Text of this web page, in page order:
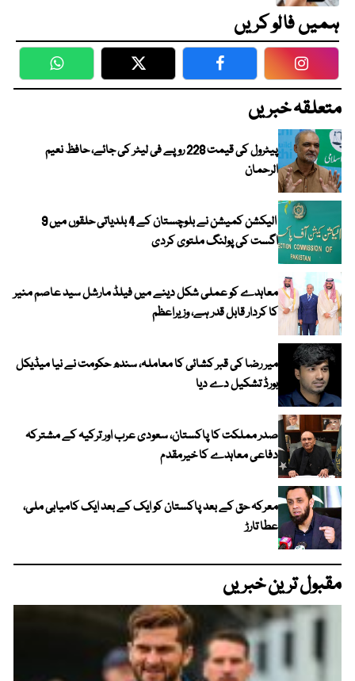
ہمیں فالو کریں
WhatsApp Twitter Facebook
متعلقہ خبریں
پیٹرول کی قیمت 228 روپے فی لیٹر کی جائے، حافظ نعیم
الرحمان
الیکشن کمیشن نے بلوچستان کے 4 بلدیاتی حلقوں میں 9
اگست کی پولنگ ملتوی کردی
معاہدے کو عملی شکل دینے میں فیلڈ مارشل سید عاصم منیر
کا کردار قابل قدر ہے، وزیراعظم
میر رضا کی قبر کشائی کا معاملہ، سندھ حکومت نے نیا میڈیکل
بورڈ تشکیل دے دیا
صدر مملکت کا پاکستان، سعودی عرب اور ترکیہ کے مشترکہ
دفاعی معاہدے کا خیرمقدم
معرکہ حق کے بعد پاکستان کو ایک کے بعد ایک کامیابی ملی،
عطا تارڑ
مقبول ترین خبریں